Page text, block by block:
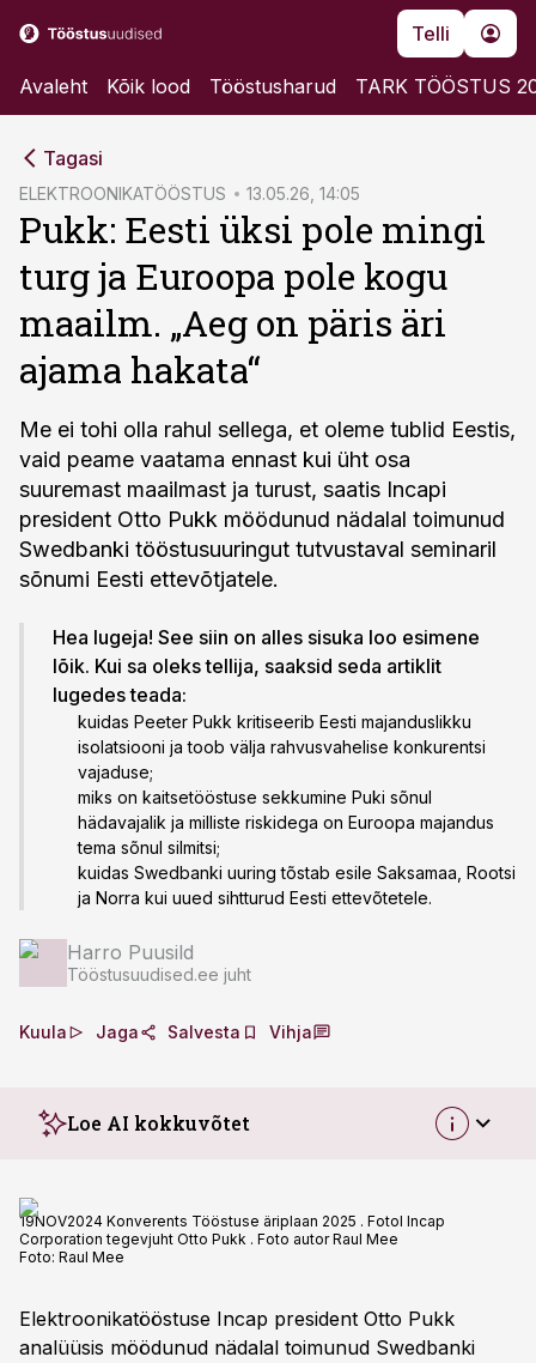
Telli
Avaleht Kõik lood Tööstusharud TARK TÖÖSTUS
Tagasi
ELEKTROONIKATÖÖSTUS 13.05.26, 14:05
Pukk: Eesti üksi pole mingi
turg ja Euroopa pole kogu
maailm. „Aeg on päris äri
ajama hakata“
Me ei tohi olla rahul sellega, et oleme tublid Eestis,
vaid peame vaatama ennast kui üht osa
suuremast maailmast ja turust, saatis Incapi
president Otto Pukk möödunud nädalal toimunud
Swedbanki tööstusuuringut tutvustaval seminaril
sõnumi Eesti ettevõtjatele.
Hea lugeja! See siin on alles sisuka loo esimene
lõik. Kui sa oleks tellija, saaksid seda artiklit
lugedes teada:
kuidas Peeter Pukk kritiseerib Eesti majanduslikku
isolatsiooni ja toob välja rahvusvahelise konkurentsi
vajaduse;
miks on kaitsetööstuse sekkumine Puki sõnul
hädavajalik ja milliste riskidega on Euroopa majandus
tema sõnul silmitsi;
kuidas Swedbanki uuring tõstab esile Saksamaa, Rootsi
ja Norra kui uued sihtturud Eesti ettevõtetele.
Harro Puusild
Tööstusuudised.ee juht
Kuula Jaga Salvesta Vihja
Loe AI kokkuvõtet
19NOV2024 Konverents Tööstuse äriplaan 2025 . Fotol Incap
Corporation tegevjuht Otto Pukk . Foto autor Raul Mee
Foto: Raul Mee
Elektroonikatööstuse Incap president Otto Pukk
analüüsis möödunud nädalal toimunud Swedbanki